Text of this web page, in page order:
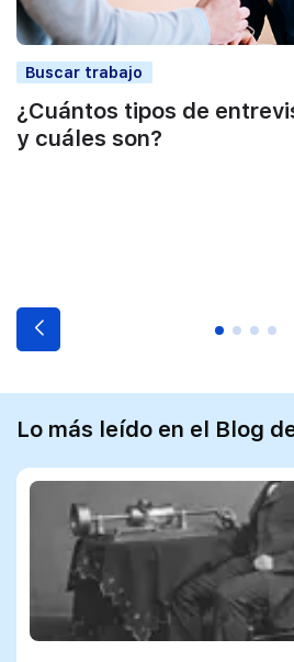
Buscar trabajo
¿Cuántos tipos de
y cuáles son?
Lo más leído en el Blog